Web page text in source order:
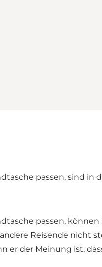
passen, sind in
passen,
Reisende nicht
er der Meinung ist,